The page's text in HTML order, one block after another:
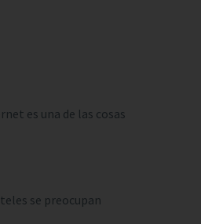
es una de las cosas
se preocupan